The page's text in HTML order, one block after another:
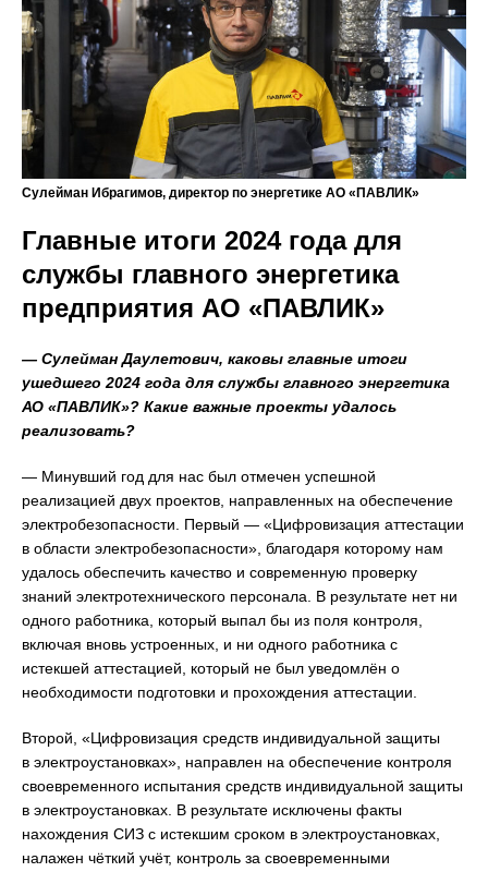
Сулейман Ибрагимов, директор по энергетике АО «ПАВЛИК»
Главные итоги 2024 года для
службы главного энергетика
предприятия АО «ПАВЛИК»
— Сулейман Даулетович, каковы главные итоги
ушедшего 2024 года для службы главного энергетика
АО «ПАВЛИК»? Какие важные проекты удалось
реализовать?
— Минувший год для нас был отмечен успешной
реализацией двух проектов, направленных на обеспечение
электробезопасности. Первый — «Цифровизация аттестации
в области электробезопасности», благодаря которому нам
удалось обеспечить качество и современную проверку
знаний электротехнического персонала. В результате нет ни
одного работника, который выпал бы из поля контроля,
включая вновь устроенных, и ни одного работника с
истекшей аттестацией, который не был уведомлён о
необходимости подготовки и прохождения аттестации.
Второй, «Цифровизация средств индивидуальной защиты
в электроустановках», направлен на обеспечение контроля
своевременного испытания средств индивидуальной защиты
в электроустановках. В результате исключены факты
нахождения СИЗ с истекшим сроком в электроустановках,
налажен чёткий учёт, контроль за своевременными